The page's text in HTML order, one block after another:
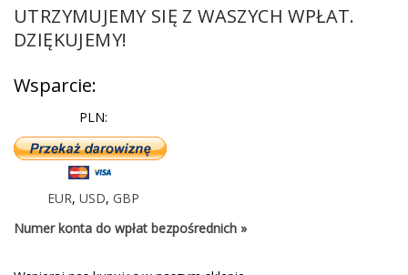
UTRZYMUJEMY SIĘ Z WASZYCH WPŁAT.
DZIĘKUJEMY!
Wsparcie:
PLN:
EUR, USD, GBP
Numer konta do wpłat bezpośrednich »